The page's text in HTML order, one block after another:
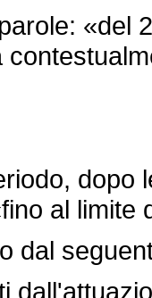
«del
dopo
al limite
dal